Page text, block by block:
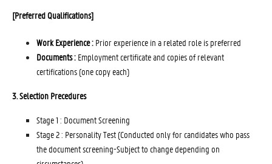
[Preferred Qualifications]
Work Experience : Prior experience in a related role is preferred
Documents : Employment certificate and copies of relevant
certifications (one copy each)
3. Selection Precedures
Stage 1 : Document Screening
Stage 2 : Personality Test (Conducted only for candidates who pass
the document screening-Subject to change depending on